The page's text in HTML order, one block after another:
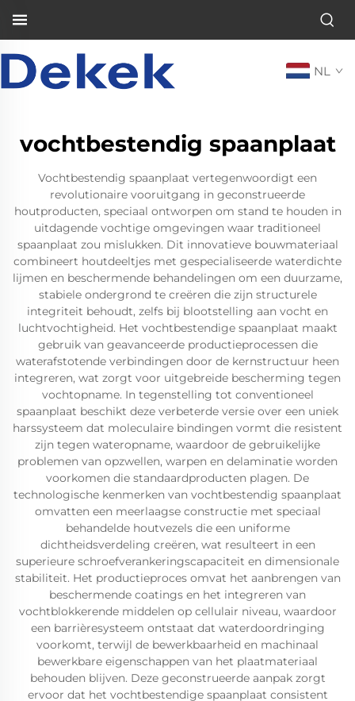
NL
vochtbestendig spaanplaat
Vochtbestendig spaanplaat vertegenwoordigt een
revolutionaire vooruitgang in geconstrueerde
houtproducten, speciaal ontworpen om stand te houden in
uitdagende vochtige omgevingen waar traditioneel
spaanplaat zou mislukken. Dit innovatieve bouwmateriaal
combineert houtdeeltjes met gespecialiseerde waterdichte
lijmen en beschermende behandelingen om een duurzame,
stabiele ondergrond te creëren die zijn structurele
integriteit behoudt, zelfs bij blootstelling aan vocht en
luchtvochtigheid. Het vochtbestendige spaanplaat maakt
gebruik van geavanceerde productieprocessen die
waterafstotende verbindingen door de kernstructuur heen
integreren, wat zorgt voor uitgebreide bescherming tegen
vochtopname. In tegenstelling tot conventioneel
spaanplaat beschikt deze verbeterde versie over een uniek
harssysteem dat moleculaire bindingen vormt die resistent
zijn tegen wateropname, waardoor de gebruikelijke
problemen van opzwellen, warpen en delaminatie worden
voorkomen die standaardproducten plagen. De
technologische kenmerken van vochtbestendig spaanplaat
omvatten een meerlaagse constructie met speciaal
behandelde houtvezels die een uniforme
dichtheidsverdeling creëren, wat resulteert in een
superieure schroefverankeringscapaciteit en dimensionale
stabiliteit. Het productieproces omvat het aanbrengen van
beschermende coatings en het integreren van
vochtblokkerende middelen op cellulair niveau, waardoor
een barrièresysteem ontstaat dat waterdoordringing
voorkomt, terwijl de bewerkbaarheid en machinaal
bewerkbare eigenschappen van het plaatmateriaal
behouden blijven. Deze geconstrueerde aanpak zorgt
ervoor dat het vochtbestendige spaanplaat consistent